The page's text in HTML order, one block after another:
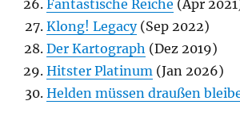
Fantastische Reiche (Apr
Klong! Legacy(Sep 2022)
Der Kartograph (Dez 2019)
Hitster Platinum (Jan 2026)
Helden müssen draußen